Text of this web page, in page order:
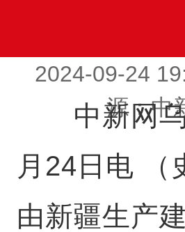
2024-09-24
源：中
中新网乌
月24日电 （
由新疆生产